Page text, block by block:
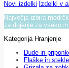
Novi izdelki Izdelki v
Največja izbira
za dojenje za vsako
Kategorija Hranjenje
Dude in
Flaške in